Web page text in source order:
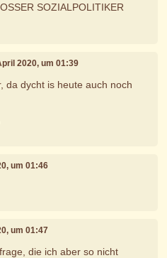
SOZIALPOLITIKER
2020, um 01:39
da dycht is heute auch noch
um 01:46
um 01:47
die ich aber so nicht